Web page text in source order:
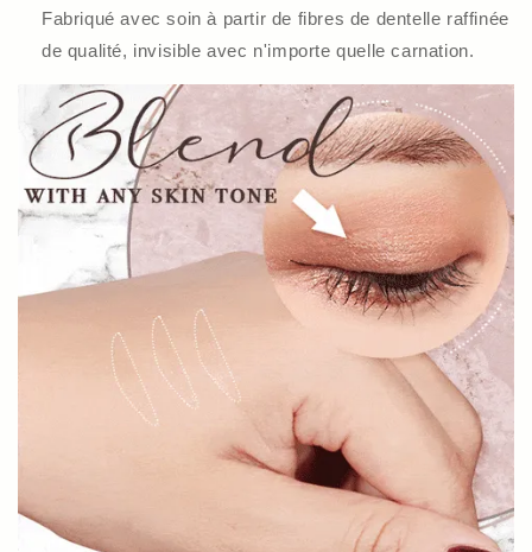
Fabriqué avec soin à partir de fibres de dentelle raffinée
de qualité, invisible avec n'importe quelle carnation.